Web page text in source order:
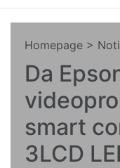
Homepage >
Da
smart
3LCD